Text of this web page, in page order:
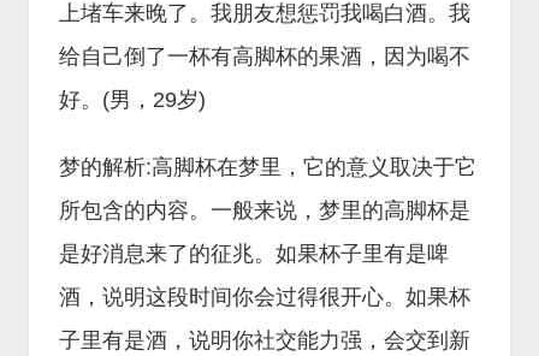
上堵车来晚了。我朋友想惩罚我喝白酒。我
给自己倒了一杯有高脚杯的果酒，因为喝不
好。(男，29岁)
梦的解析:高脚杯在梦里，它的意义取决于它
所包含的内容。一般来说，梦里的高脚杯是
是好消息来了的征兆。如果杯子里有是啤
酒，说明这段时间你会过得很开心。如果杯
子里有是酒，说明你社交能力强，会交到新